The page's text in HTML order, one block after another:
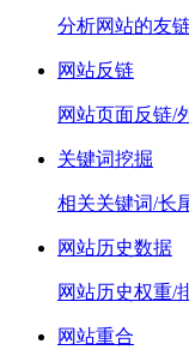
分析网站的友
网站反链
网站页面反链/
关键词挖掘
相关关键词/长
网站历史数据
网站历史权重/
网站重合